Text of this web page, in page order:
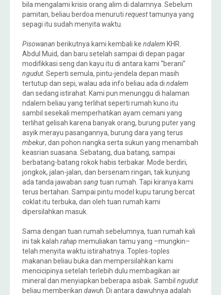
bila mengalami krisis orang alim di dalamnya. Sebelum
pamitan, beliau berdoa menuruti requesttamunya yang
sepagi itu sudah menyita waktu.
Pisowanan berikutnya kami kembali ke ndalem KHR.
Abdul Muid, dan baru setelah sampai di depan pagar
modifikkasi seng dan kayu itu di antara kami “berani”
ngudut. Seperti semula, pintu-jendela depan masih
tertutup dan sepi, walau ada info beliau ada di ndalem
dan sedang istirahat. Kami pun menunggu di halaman
ndalem beliau yang terlihat seperti rumah kuno itu
sambil sesekali memperhatikan ayam cemani yang
terlihat gelisah karena banyak orang, burung puter yang
asyik merayu pasangannya, burung dara yang terus
mbekur, dan pohon nangka serta sukun yang menambah
keasrian suasana. Sebatang, dua batang, sampai
berbatang-batang rokok habis terbakar. Mode berdiri,
jongkok, jalan-jalan, dan bersenam ringan, tak kunjung
ada tanda jawaban sangtuan rumah. Tapi kiranya kami
terus bertahan. Sampai pintu model kupu tarung bercat
coklat itu terbuka, dan oleh tuan rumah kami
dipersilahkan masuk.
Sama dengan tuan rumah sebelumnya, tuan rumah kali
ini tak kalah rahap memuliakan tamu yang –mungkin–
telah menyita waktu istirahatnya. Toples-toples
makanan beliau buka dan mempersilahkan kami
mencicipinya setelah terlebih dulu membagikan air
mineral dan menyiapkan beberapa asbak. Sambil ngudut
beliau memberikan dawuh. Di antara dawuhnya adalah